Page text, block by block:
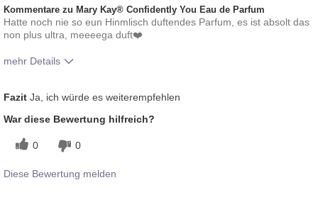
Kommentare zu Mary Kay® Confidently You Eau de Parfum
Hatte noch nie so eun Hinmlisch duftendes Parfum, es ist absolt das
non plus ultra, meeeega duft❤️
mehr Details
Produkts am besten beschreiben?
Wie gut gefällt dir der Duft?
Fazit Ja, ich würde es weiterempfehlen
War diese Bewertung hilfreich?
0 0
Diese Bewertung melden